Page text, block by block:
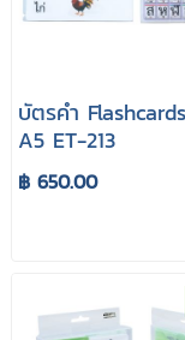
บัตรคำ
A5 ET-213
฿ 650.00